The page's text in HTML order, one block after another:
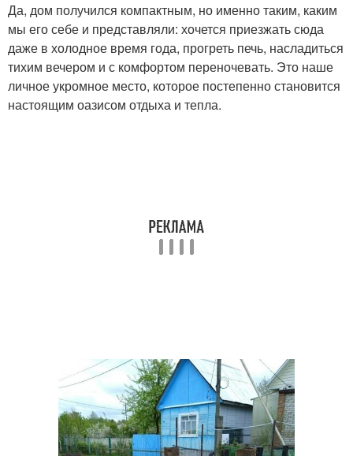
Да, дом получился компактным, но именно таким, каким
мы его себе и представляли: хочется приезжать сюда
даже в холодное время года, прогреть печь, насладиться
тихим вечером и с комфортом переночевать. Это наше
личное укромное место, которое постепенно становится
настоящим оазисом отдыха и тепла.